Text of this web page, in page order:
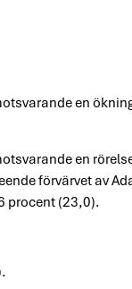
en
en
förvärvet av
procent (23,0).